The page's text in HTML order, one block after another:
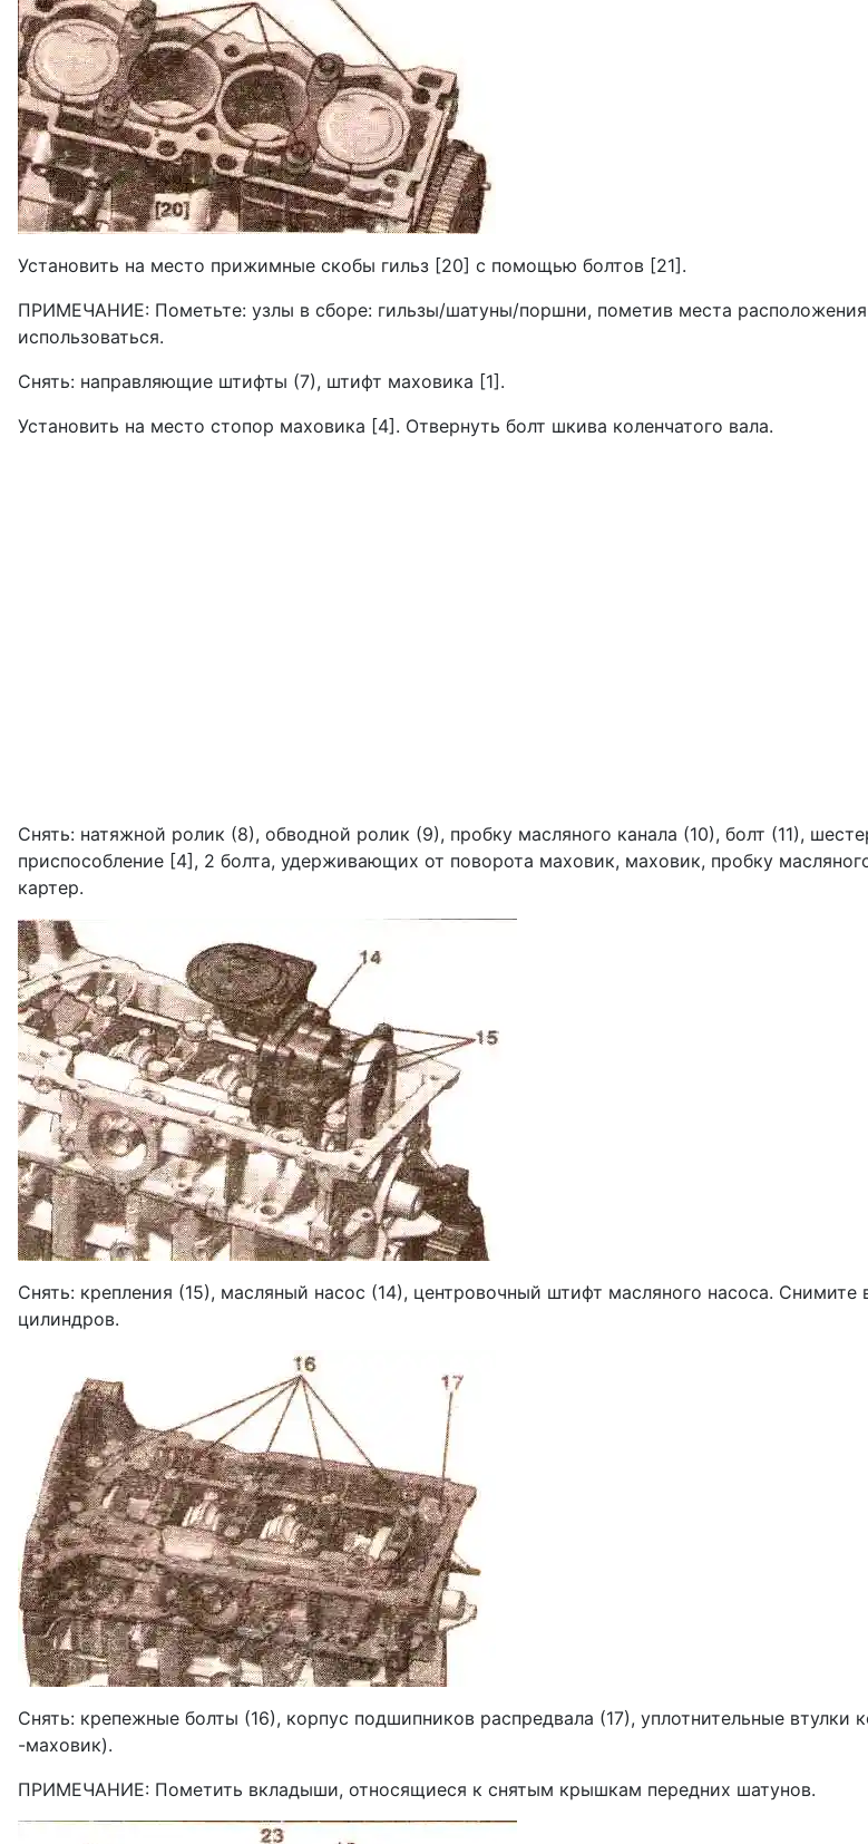
Установить на место прижимные скобы гильз [20] с помощью болтов [21].
ПРИМЕЧАНИЕ: Пометьте: узлы в сборе: гиль­зы/шатуны/поршни, пометив места
использоваться.
Снять: направляющие штифты (7), штифт маховика [1].
Установить на место стопор маховика [4]. Отвернуть болт шкива коленчатого вала.
Снять: натяжной ролик (8), обводной ро­лик (9), пробку масляного канала (10), болт (11),
приспособление [4], 2 болта, удерживающих от поворота ма­ховик, маховик, пробку
картер.
Снять: крепления (15), масляный насос (14), центровочный штифт масляного насоса.
цилиндров.
Снять: крепежные болты (16), корпус подшипников распредвала (17), уплотнительные втулки
-маховик).
ПРИМЕЧАНИЕ: Пометить вкладыши, относя­щиеся к снятым крышкам передних шатунов.